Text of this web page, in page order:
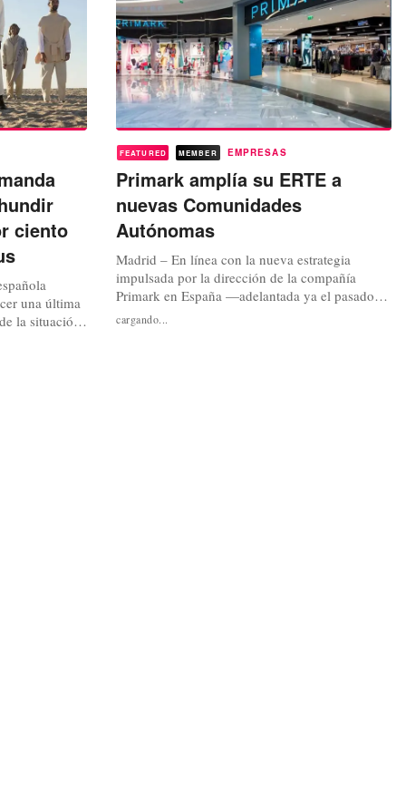
ciento
una última
la situación
meses de
FEATURED MEMBER EMPRESAS
Primark amplía su ERTE a
nuevas Comunidades
Autónomas
Madrid – En línea con la nueva estrategia
impulsada por la dirección de la compañía
Primark en España —adelantada ya el pasado
viernes por FashionUnited— para limitar los
efectos de las nuevas restricciones a la actividad
cargando...